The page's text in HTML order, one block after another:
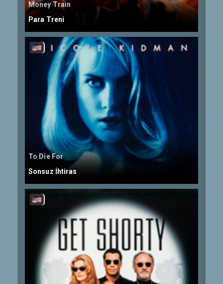
Money Train
Para Treni
To Die For
Sonsuz İhtiras